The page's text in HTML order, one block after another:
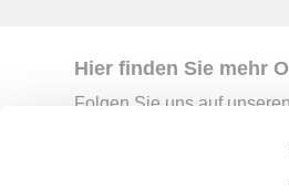
Hier finden Sie mehr
Folgen Sie uns auf